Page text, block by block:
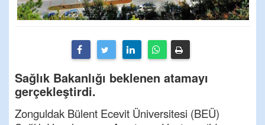
Sağlık Bakanlığı beklenen atamayı
gerçekleştirdi.
Zonguldak Bülent Ecevit Üniversitesi (BEÜ)